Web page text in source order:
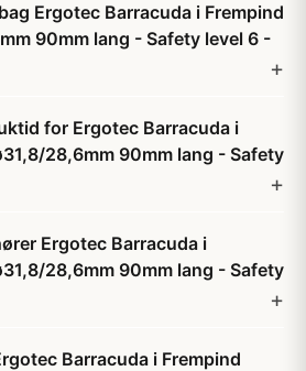
Ergotec Barracuda i Frempind
90mm lang - Safety level 6 -
for Ergotec Barracuda i
28,6mm 90mm lang - Safety
Ergotec Barracuda i
28,6mm 90mm lang - Safety
Barracuda i Frempind